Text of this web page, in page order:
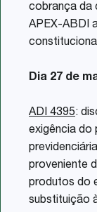
cobrança da
APEX-ABDI
Dia 27 de
ADI 4395:
exigência do
proveniente
produtos do
substituição